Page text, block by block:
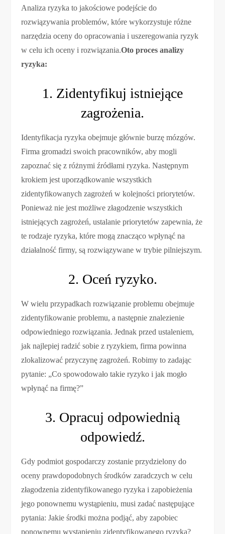
Analiza ryzyka to jakościowe podejście do
rozwiązywania problemów, które wykorzystuje różne
narzędzia oceny do opracowania i uszeregowania ryzyk
w celu ich oceny i rozwiązania.Oto proces analizy
ryzyka:
1. Zidentyfikuj istniejące
zagrożenia.
Identyfikacja ryzyka obejmuje głównie burzę mózgów.
Firma gromadzi swoich pracowników, aby mogli
zapoznać się z różnymi źródłami ryzyka. Następnym
krokiem jest uporządkowanie wszystkich
zidentyfikowanych zagrożeń w kolejności priorytetów.
Ponieważ nie jest możliwe złagodzenie wszystkich
istniejących zagrożeń, ustalanie priorytetów zapewnia, że
​​te rodzaje ryzyka, które mogą znacząco wpłynąć na
działalność firmy, są rozwiązywane w trybie pilniejszym.
2. Oceń ryzyko.
W wielu przypadkach rozwiązanie problemu obejmuje
zidentyfikowanie problemu, a następnie znalezienie
odpowiedniego rozwiązania. Jednak przed ustaleniem,
jak najlepiej radzić sobie z ryzykiem, firma powinna
zlokalizować przyczynę zagrożeń. Robimy to zadając
pytanie: „Co spowodowało takie ryzyko i jak mogło
wpłynąć na firmę?”
3. Opracuj odpowiednią
odpowiedź.
Gdy podmiot gospodarczy zostanie przydzielony do
oceny prawdopodobnych środków zaradczych w celu
złagodzenia zidentyfikowanego ryzyka i zapobieżenia
jego ponownemu wystąpieniu, musi zadać następujące
pytania: Jakie środki można podjąć, aby zapobiec
ponownemu wystąpieniu zidentyfikowanego ryzyka?